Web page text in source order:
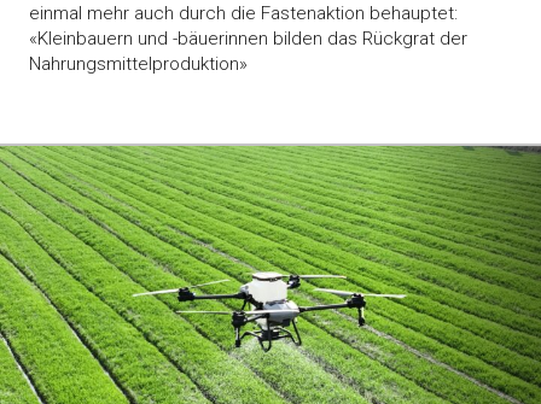
einmal mehr auch durch die Fastenaktion behauptet:
«Kleinbauern und -bäuerinnen bilden das Rückgrat der
Nahrungsmittelproduktion»